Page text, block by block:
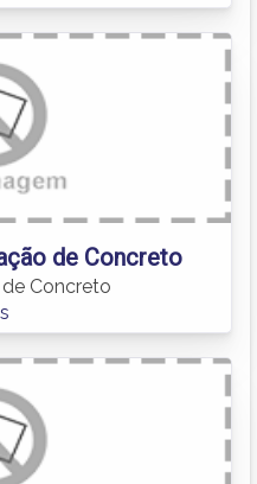
de Concreto
Concreto